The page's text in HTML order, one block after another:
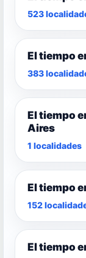
523
El tiempo
383
El tiempo
Aires
1 localidades
El tiempo
152
El tiempo